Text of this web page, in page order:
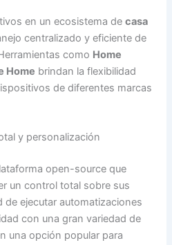
en un ecosistema decasa
centralizado y eficiente de
como Home
Home brindan la flexibilidad
de diferentes marcas
y personalización
open-source que
un control total sobre sus
ejecutar automatizaciones
con una gran variedad de
una opción popular para